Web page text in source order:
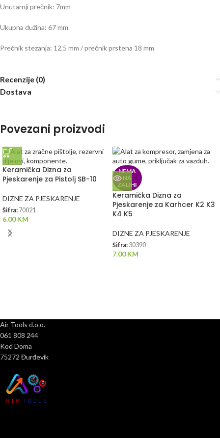
Unutarnji prečnik: 7mm
Ukupna dužina: 67 mm
Prečnik stezanja: 12,5 mm / prečnik prstena 18 mm
Recenzije (0)
Dostava
Povezani proizvodi
Keramička Dizna za
Pjeskarenje za Pistolj SB-10
DIZNE ZA PJESKARENJE
Šifra: 70021
6.00KM
NEMA
NA
ZALIHI
Keramička Dizna za
Pjeskarenje za Karhcer K2 K3
K4 K5
DIZNE ZA PJESKARENJE
Šifra: 30390
7.00KM
Air Tools d.o.o.
061 808 244
Kod Doma
75272 Đurđevik